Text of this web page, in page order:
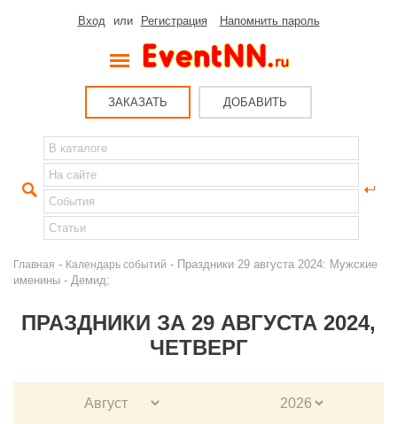
Вход или Регистрация Напомнить пароль
ЗАКАЗАТЬ ДОБАВИТЬ
Главная - Календарь событий - Праздники 29 августа 2024: Мужские
именины - Демид;
ПРАЗДНИКИ ЗА 29 АВГУСТА 2024,
ЧЕТВЕРГ